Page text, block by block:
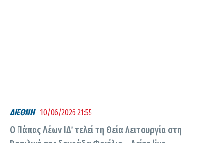
ΔΙΕΘΝΗ 10/06/2026 21:55
Ο Πάπας Λέων ΙΔ΄ τελεί τη Θεία Λειτουργία στη